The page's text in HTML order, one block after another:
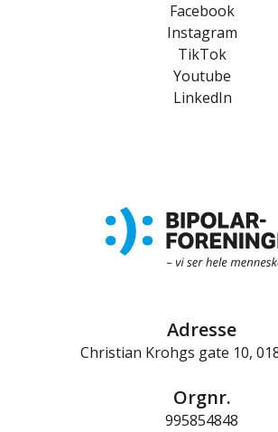
Facebook
Instagram
TikTok
Youtube
LinkedIn
Adresse
Christian Krohgs gate 10,
Orgnr.
995854848